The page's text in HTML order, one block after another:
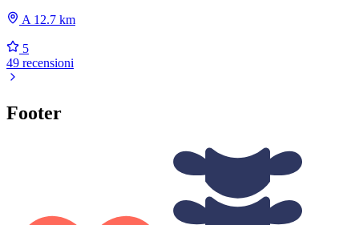
A 12.7 km
5
49 recensioni
Footer